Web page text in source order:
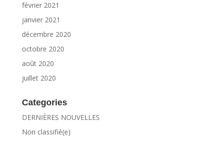
février 2021
janvier 2021
décembre 2020
octobre 2020
août 2020
juillet 2020
Categories
DERNIÈRES NOUVELLES
Non classifié(e)